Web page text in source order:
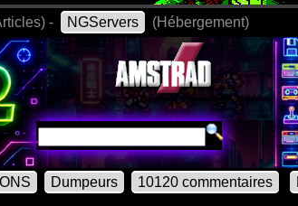
- NGServers (Hébergement)
Dumpeurs 10120 commentaires